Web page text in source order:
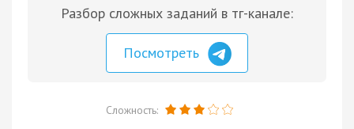
Разбор сложных заданий в тг-канале:
Посмотреть
Сложность: